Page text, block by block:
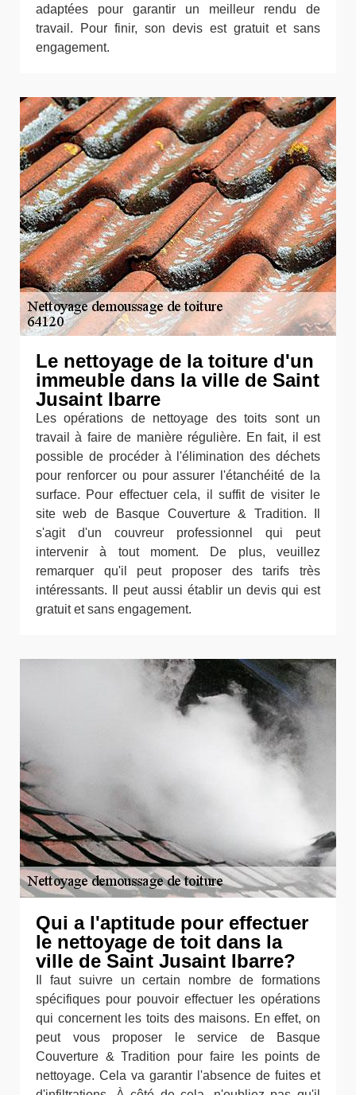
adaptées pour garantir un meilleur rendu de
travail. Pour finir, son devis est gratuit et sans
engagement.
Le nettoyage de la toiture d'un
immeuble dans la ville de Saint
Jusaint Ibarre
Les opérations de nettoyage des toits sont un
travail à faire de manière régulière. En fait, il est
possible de procéder à l'élimination des déchets
pour renforcer ou pour assurer l'étanchéité de la
surface. Pour effectuer cela, il suffit de visiter le
site web de Basque Couverture & Tradition. Il
s'agit d'un couvreur professionnel qui peut
intervenir à tout moment. De plus, veuillez
remarquer qu'il peut proposer des tarifs très
intéressants. Il peut aussi établir un devis qui est
gratuit et sans engagement.
Qui a l'aptitude pour effectuer
le nettoyage de toit dans la
ville de Saint Jusaint Ibarre?
Il faut suivre un certain nombre de formations
spécifiques pour pouvoir effectuer les opérations
qui concernent les toits des maisons. En effet, on
peut vous proposer le service de Basque
Couverture & Tradition pour faire les points de
nettoyage. Cela va garantir l'absence de fuites et